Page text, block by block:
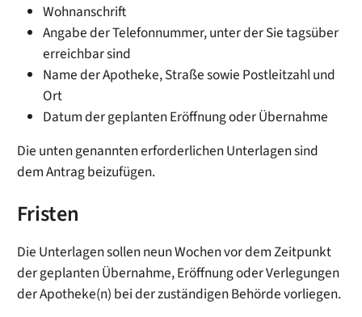
Wohnanschrift
Angabe der Telefonnummer, unter der Sie tagsüber
erreichbar sind
Name der Apotheke, Straße sowie Postleitzahl und
Ort
Datum der geplanten Eröffnung oder Übernahme
Die unten genannten erforderlichen Unterlagen sind
dem Antrag beizufügen.
Fristen
Die Unterlagen sollen neun Wochen vor dem Zeitpunkt
der geplanten Übernahme, Eröffnung oder Verlegungen
der Apotheke(n) bei der zuständigen Behörde vorliegen.